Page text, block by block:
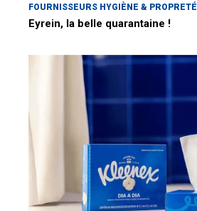
FOURNISSEURS HYGIÈNE & PROPRETÉ
Eyrein, la belle quarantaine !